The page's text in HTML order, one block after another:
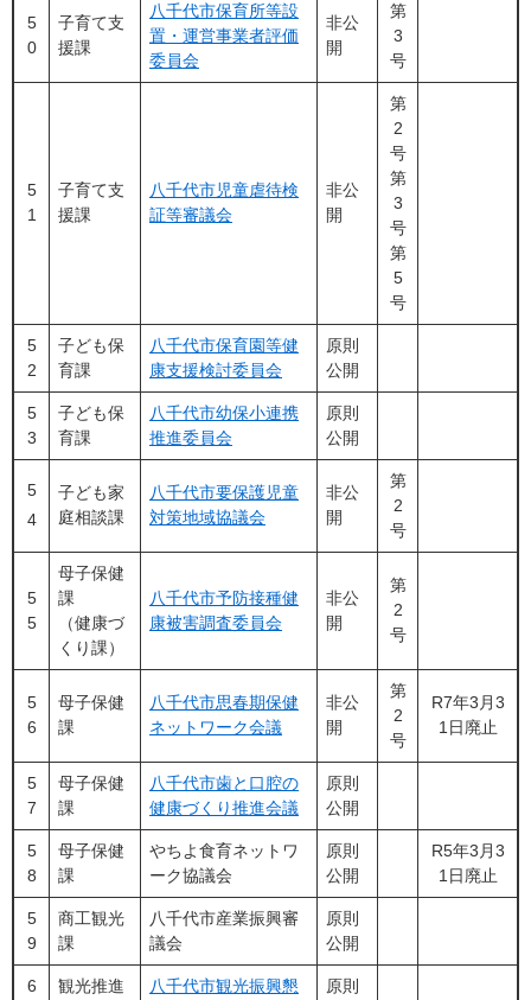
5
0
子育て支
援課
八千代市保育所等設
置・運営事業者評価
委員会
非公
開
第
3
号
5
1
子育て支
援課
八千代市児童虐待検
証等審議会​
非公
開
第
2
号
第
3
号
第
5
号
5
2
子ども保
育課
八千代市保育園等健
康支援検討委員会
原則
公開
5
3
子ども保
育課
八千代市幼保小連携
推進委員会
原則
公開
5
4
子ども家
庭相談課
八千代市要保護児童
対策地域協議会
非公
開
第
2
号
5
5
母子保健
課
（健康づ
くり課）
八千代市予防接種健
康被害調査委員会
非公
開
第
2
号
5
6
母子保健
課
八千代市思春期保健
ネットワーク会議
非公
開
第
2
号
R7年3月3
1日廃止
5
7
母子保健
課
八千代市歯と口腔の
健康づくり推進会議
原則
公開
5
8
母子保健
課
やちよ食育ネットワ
ーク協議会
原則
公開
R5年3月3
1日廃止
5
9
商工観光
課
八千代市産業振興審
議会
原則
公開
6
観光推進
八千代市観光振興懇
原則